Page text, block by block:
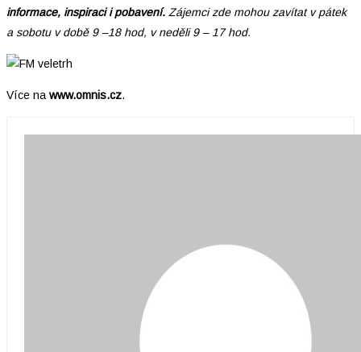
informace, inspiraci i pobavení. Zájemci zde mohou zavítat v pátek
a sobotu v době 9 –18 hod, v neděli 9 – 17 hod.
Více nawww.omnis.cz.